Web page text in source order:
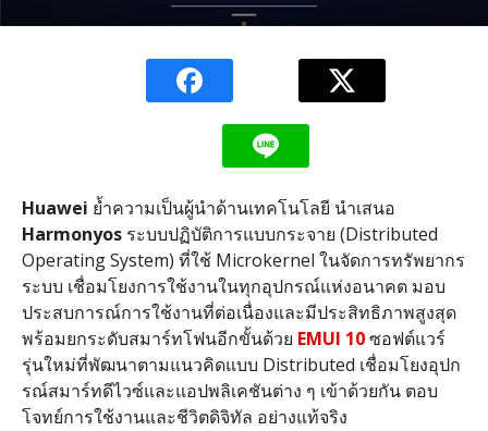
Huawei ย้ำความเป็นผู้นําด้านเทคโนโลยี นําเสนอ
Harmonyosระบบปฏิบัติการแบบกระจาย (Distributed
Operating System) ที่ใช้ Microkernel ในจัดการทรัพยากร
ระบบ เชื่อมโยงการใช้งานในทุกอุปกรณ์แห่งอนาคต มอบ
ประสบการณ์การใช้งานที่ต่อเนื่องและมีประสิทธิภาพสูงสุด
พร้อมยกระดับสมาร์ทโฟนอีกขั้นด้วย EMUI 10ซอฟต์แวร์
รุ่นใหม่ที่พัฒนาตามแนวคิดแบบ Distributed เชื่อมโยงอุปก
รณ์สมาร์ทดีไวซ์และแอปพลิเคชันต่าง ๆ เข้าด้วยกัน ตอบ
โจทย์การใช้งานและชีวิตดิจิทัล อย่างแท้จริง